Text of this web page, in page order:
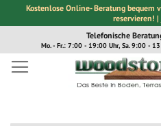
Kostenlose Online- Beratung bequem
reservieren! |
Inhalt
Telefonische
Mo. - Fr.: 7:00 - 19:00 Uhr, Sa. 9:00 -